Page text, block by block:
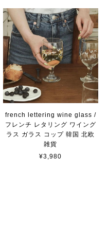
french lettering wine glass /
フレンチ レタリング ワイング
ラス ガラス コップ 韓国 北欧
雑貨
¥3,980